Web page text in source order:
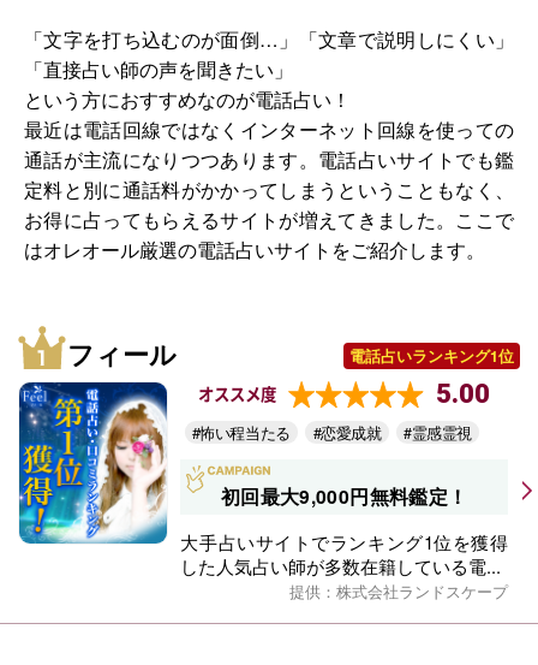
「文字を打ち込むのが面倒…」「文章で説明しにくい」
「直接占い師の声を聞きたい」
という方におすすめなのが電話占い！
最近は電話回線ではなくインターネット回線を使っての
通話が主流になりつつあります。電話占いサイトでも鑑
定料と別に通話料がかかってしまうということもなく、
お得に占ってもらえるサイトが増えてきました。ここで
はオレオール厳選の電話占いサイトをご紹介します。
フィール 電話占いランキング1位
オススメ度 5.00
#怖い程当たる #恋愛成就 #霊感霊視
初回最大9,000円無料鑑定！
大手占いサイトでランキング1位を獲得
した人気占い師が多数在籍している電...
提供：株式会社ランドスケープ